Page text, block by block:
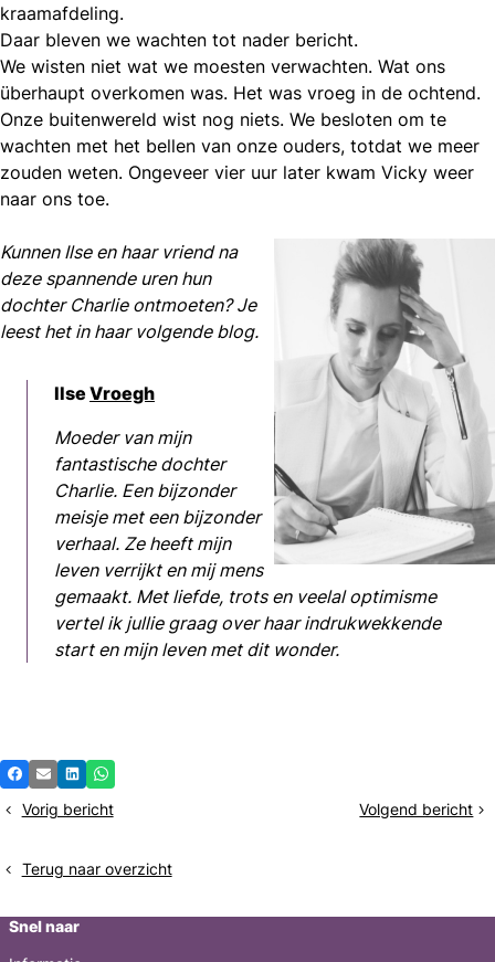
kraamafdeling.
Daar bleven we wachten tot nader bericht.
We wisten niet wat we moesten verwachten. Wat ons
überhaupt overkomen was. Het was vroeg in de ochtend.
Onze buitenwereld wist nog niets. We besloten om te
wachten met het bellen van onze ouders, totdat we meer
zouden weten. Ongeveer vier uur later kwam Vicky weer
naar ons toe.
Kunnen Ilse en haar vriend na
deze spannende uren hun
dochter Charlie ontmoeten? Je
leest het in haar volgende blog.
IlseVroegh
Moeder van mijn
fantastische dochter
Charlie. Een bijzonder
meisje met een bijzonder
verhaal. Ze heeft mijn
leven verrijkt en mij mens
gemaakt. Met liefde, trots en veelal optimisme
vertel ik jullie graag over haar indrukwekkende
start en mijn leven met dit wonder.
Deel
bericht
Facebook
E-mailLinkedInWhatsapp
Vorig bericht
Als
alles
zou
Volgend bericht
Neonatal
Terug naar overzicht
Snel naar